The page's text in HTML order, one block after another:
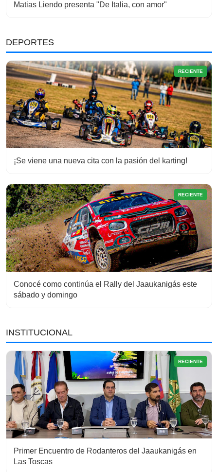
Matias Liendo presenta "De Italia, con amor"
DEPORTES
RECIENTE
¡Se viene una nueva cita con la pasión del karting!
RECIENTE
Conocé como continúa el Rally del Jaaukanigás este
sábado y domingo
INSTITUCIONAL
RECIENTE
Primer Encuentro de Rodanteros del Jaaukanigás en
Las Toscas